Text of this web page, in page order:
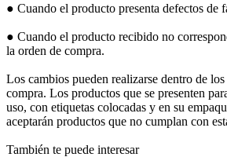
● Cuando el producto presenta defectos de
● Cuando el producto recibido no
la orden de compra.
Los cambios pueden realizarse dentro de
compra. Los productos que se presenten
uso, con etiquetas colocadas y en su
aceptarán productos que no cumplan con
También te puede interesar